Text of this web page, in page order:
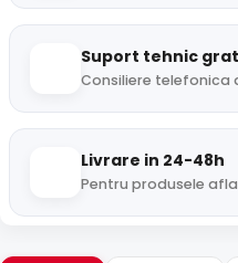
Suport tehnic
Consiliere telefonica
Livrare in 24-48h
Pentru produsele